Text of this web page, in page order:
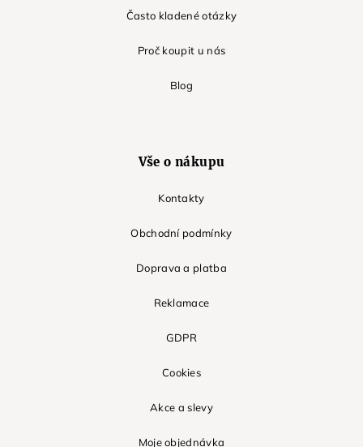
Často kladené otázky
Proč koupit u nás
Blog
Vše o nákupu
Kontakty
Obchodní podmínky
Doprava a platba
Reklamace
GDPR
Cookies
Akce a slevy
Moje objednávka